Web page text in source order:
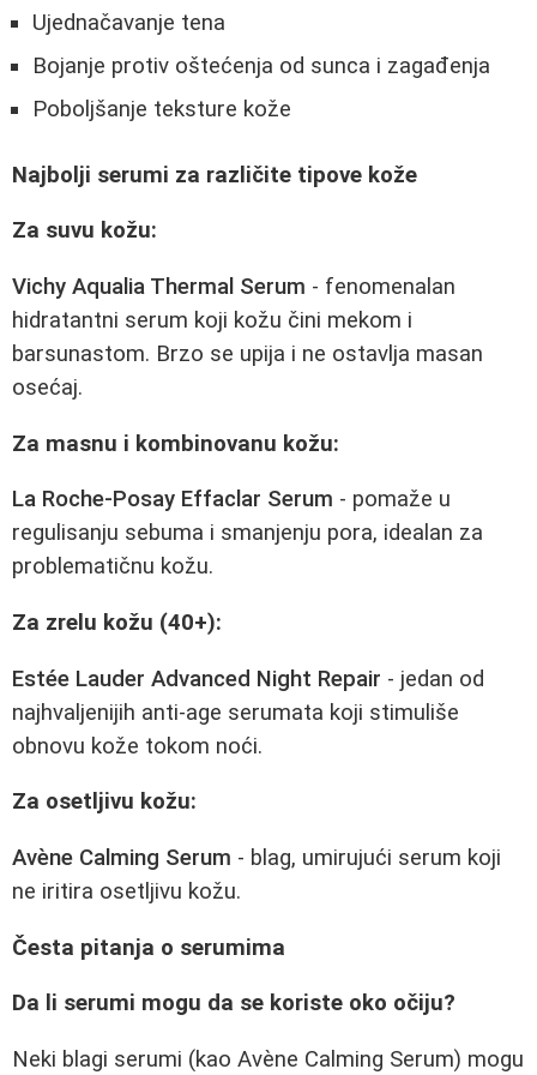
Ujednačavanje tena
Bojanje protiv oštećenja od sunca i zagađenja
Poboljšanje teksture kože
Najbolji serumi za različite tipove kože
Za suvu kožu:
Vichy Aqualia Thermal Serum - fenomenalan
hidratantni serum koji kožu čini mekom i
barsunastom. Brzo se upija i ne ostavlja masan
osećaj.
Za masnu i kombinovanu kožu:
La Roche-Posay Effaclar Serum - pomaže u
regulisanju sebuma i smanjenju pora, idealan za
problematičnu kožu.
Za zrelu kožu (40+):
Estée Lauder Advanced Night Repair - jedan od
najhvaljenijih anti-age serumata koji stimuliše
obnovu kože tokom noći.
Za osetljivu kožu:
Avène Calming Serum - blag, umirujući serum koji
ne iritira osetljivu kožu.
Česta pitanja o serumima
Da li serumi mogu da se koriste oko očiju?
Neki blagi serumi (kao Avène Calming Serum) mogu